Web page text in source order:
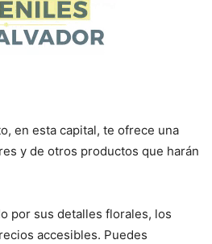
en esta capital, te ofrece una
y de otros productos que harán
por sus detalles florales, los
accesibles. Puedes